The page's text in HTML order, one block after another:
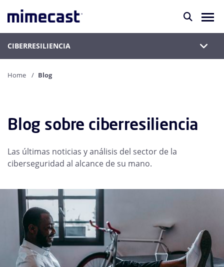
CIBERRESILIENCIA
Home Blog
Blog sobre ciberresiliencia
Las últimas noticias y análisis del sector de la
ciberseguridad al alcance de su mano.